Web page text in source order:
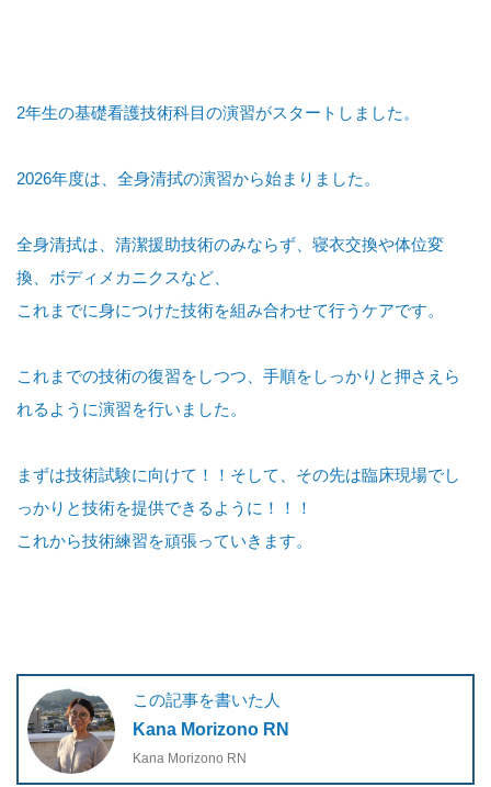
2年生の基礎看護技術科目の演習がスタートしました。
2026年度は、全身清拭の演習から始まりました。
全身清拭は、清潔援助技術のみならず、寝衣交換や体位変
換、ボディメカニクスなど、
これまでに身につけた技術を組み合わせて行うケアです。
これまでの技術の復習をしつつ、手順をしっかりと押さえら
れるように演習を行いました。
まずは技術試験に向けて！！そして、その先は臨床現場でし
っかりと技術を提供できるように！！！
これから技術練習を頑張っていきます。
この記事を書いた人
Kana Morizono RN
Kana Morizono RN